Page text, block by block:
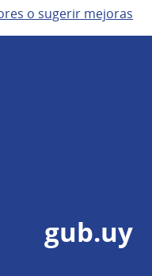
o sugerir mejoras
gub.uy